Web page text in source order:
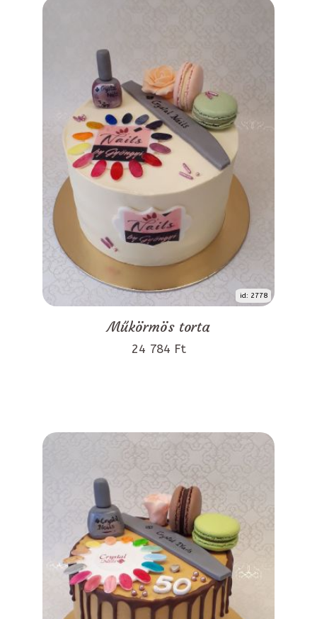
id: 2778
Műkörmös torta
24 784 Ft